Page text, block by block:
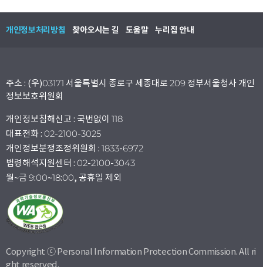
개인정보처리방침 찾아오시는 길 도움말 누리집 안내
주소 : (우)03171 서울특별시 종로구 세종대로 209 정부서울청사 개인
정보보호위원회
개인정보침해신고 : 국번없이 118
대표전화 : 02-2100-3025
개인정보분쟁조정위원회 : 1833-6972
법령해석지원센터 : 02-2100-3043
월~금 9:00~18:00, 공휴일 제외
Copyright ⓒ Personal Information Protection Commission. All ri
ght reserved.